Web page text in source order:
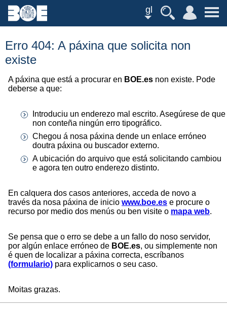
gl
Erro 404: A páxina que solicita non
existe
A páxina que está a procurar en BOE.es non existe. Pode
deberse a que:
Introduciu un enderezo mal escrito. Asegúrese de que
non conteña ningún erro tipográfico.
Chegou á nosa páxina dende un enlace erróneo
doutra páxina ou buscador externo.
A ubicación do arquivo que está solicitando cambiou
e agora ten outro enderezo distinto.
En calquera dos casos anteriores, acceda de novo a
través da nosa páxina de inicio www.boe.es e procure o
recurso por medio dos menús ou ben visite o mapa web.
Se pensa que o erro se debe a un fallo do noso servidor,
por algún enlace erróneo de BOE.es, ou simplemente non
é quen de localizar a páxina correcta, escríbanos
(formulario) para explicarnos o seu caso.
Moitas grazas.